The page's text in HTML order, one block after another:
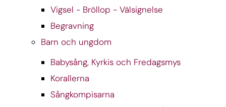
Vigsel - Bröllop - Välsignelse
Begravning
Barn och ungdom
Babysång, Kyrkis och Fredagsmys
Korallerna
Sångkompisarna